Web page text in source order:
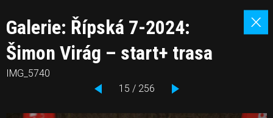
Galerie: Řípská 7-2024:
Šimon Virág – start+ trasa
IMG_5740
15 / 256